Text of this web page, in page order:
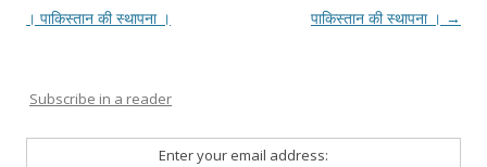
navigation
। पाकिस्तान की स्थापना ।
पाकिस्तान की स्थापना । →
Subscribe in a reader
Enter your email address: